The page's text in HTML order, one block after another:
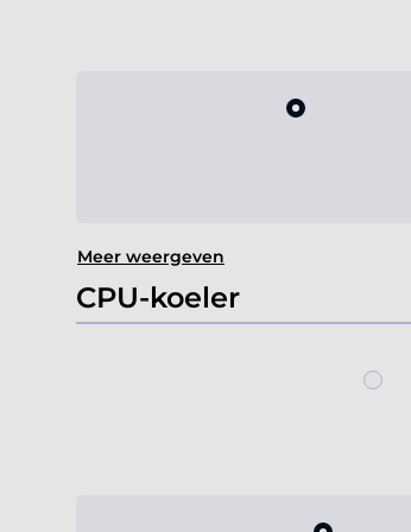
Meer weergeven
CPU-koeler